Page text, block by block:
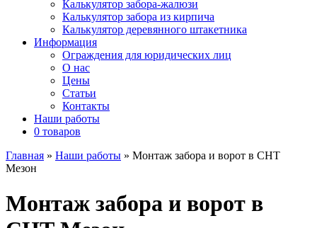
Калькулятор забора-жалюзи
Калькулятор забора из кирпича
Калькулятор деревянного штакетника
Информация
Ограждения для юридических лиц
О нас
Цены
Статьи
Контакты
Наши работы
0 товаров
Главная » Наши работы » Монтаж забора и ворот в СНТ
Мезон
Монтаж забора и ворот в